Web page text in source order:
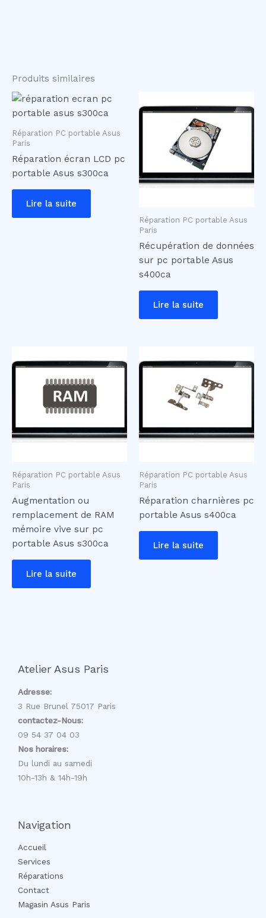
Produits similaires
Réparation PC portable Asus
Paris
Réparation écran LCD pc
portable Asus s300ca
Lire la suite
Réparation PC portable Asus
Paris
Récupération de données
sur pc portable Asus
s400ca
Lire la suite
Réparation PC portable Asus
Paris
Augmentation ou
remplacement de RAM
mémoire vive sur pc
portable Asus s300ca
Lire la suite
Réparation PC portable Asus
Paris
Réparation charnières pc
portable Asus s400ca
Lire la suite
Atelier Asus Paris
Adresse:
3 Rue Brunel 75017 Paris
contactez-Nous:
09 54 37 04 03
Nos horaires:
Du lundi au samedi
10h-13h & 14h-19h
Navigation
Accueil
Services
Réparations
Contact
Magasin Asus Paris